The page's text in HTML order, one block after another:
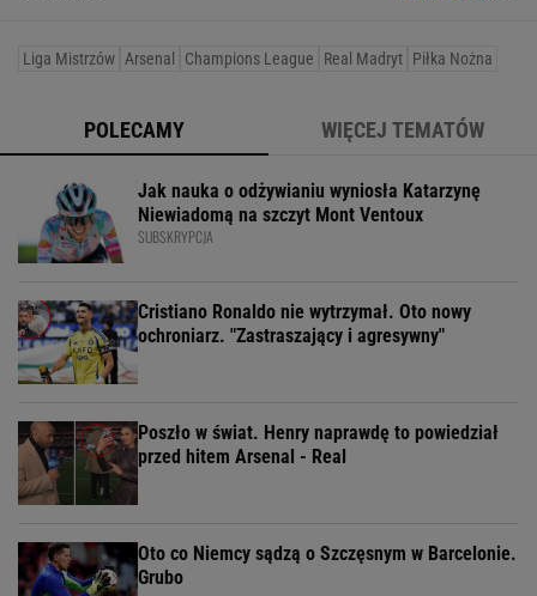
Liga Mistrzów Arsenal Champions League Real Madryt Piłka Nożna
POLECAMY WIĘCEJ TEMATÓW
Jak nauka o odżywianiu wyniosła Katarzynę
Niewiadomą na szczyt Mont Ventoux
SUBSKRYPCJA
Cristiano Ronaldo nie wytrzymał. Oto nowy
ochroniarz. "Zastraszający i agresywny"
Poszło w świat. Henry naprawdę to powiedział
przed hitem Arsenal - Real
Oto co Niemcy sądzą o Szczęsnym w Barcelonie.
Grubo